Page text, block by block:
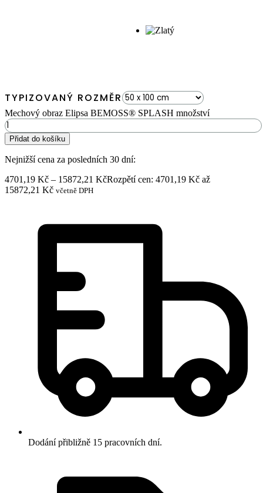
TYPIZOVANÝ ROZMĚR
Mechový obraz Elipsa BEMOSS® SPLASH množství
Přidat do košíku
Nejnižší cena za posledních 30 dní:
4701,19 Kč – 15872,21 KčRozpětí cen: 4701,19 Kč až
15872,21 Kč včetně DPH
Dodání přibližně 15 pracovních dní.